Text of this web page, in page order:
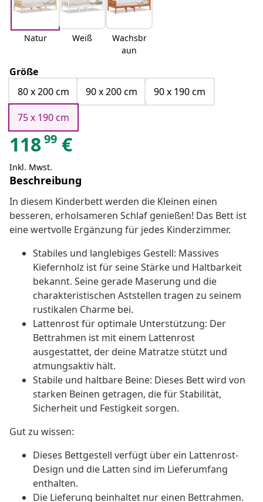
Natur Weiß
Wachsbr
aun
Größe
80 x 200 cm
90 x 200 cm
90 x 190 cm
75 x 190 cm
11899 €
Inkl. Mwst.
Beschreibung
In diesem Kinderbett werden die Kleinen einen
besseren, erholsameren Schlaf genießen! Das Bett ist
eine wertvolle Ergänzung für jedes Kinderzimmer.
Stabiles und langlebiges Gestell: Massives
Kiefernholz ist für seine Stärke und Haltbarkeit
bekannt. Seine gerade Maserung und die
charakteristischen Aststellen tragen zu seinem
rustikalen Charme bei.
Lattenrost für optimale Unterstützung: Der
Bettrahmen ist mit einem Lattenrost
ausgestattet, der deine Matratze stützt und
atmungsaktiv hält.
Stabile und haltbare Beine: Dieses Bett wird von
starken Beinen getragen, die für Stabilität,
Sicherheit und Festigkeit sorgen.
Gut zu wissen:
Dieses Bettgestell verfügt über ein Lattenrost-
Design und die Latten sind im Lieferumfang
enthalten.
Die Lieferung beinhaltet nur einen Bettrahmen.